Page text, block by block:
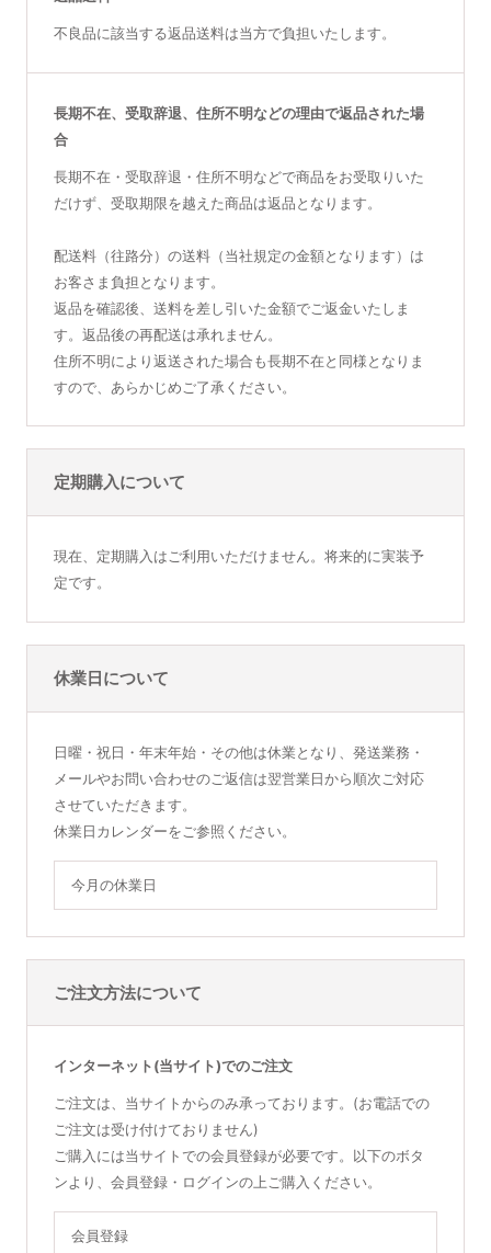
不良品に該当する返品送料は当方で負担いたします。
長期不在、受取辞退、住所不明などの理由で返品された場
合
長期不在・受取辞退・住所不明などで商品をお受取りいた
だけず、受取期限を越えた商品は返品となります。
配送料（往路分）の送料（当社規定の金額となります）は
お客さま負担となります。
返品を確認後、送料を差し引いた金額でご返金いたしま
す。返品後の再配送は承れません。
住所不明により返送された場合も長期不在と同様となりま
すので、あらかじめご了承ください。
定期購入について
現在、定期購入はご利用いただけません。将来的に実装予
定です。
休業日について
日曜・祝日・年末年始・その他は休業となり、発送業務・
メールやお問い合わせのご返信は翌営業日から順次ご対応
させていただきます。
休業日カレンダーをご参照ください。
今月の休業日
ご注文方法について
インターネット(当サイト)でのご注文
ご注文は、当サイトからのみ承っております。(お電話での
ご注文は受け付けておりません)
ご購入には当サイトでの会員登録が必要です。以下のボタ
ンより、会員登録・ログインの上ご購入ください。
会員登録